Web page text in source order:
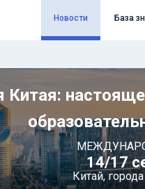
Новости База
Китая:
14/17
Китай,